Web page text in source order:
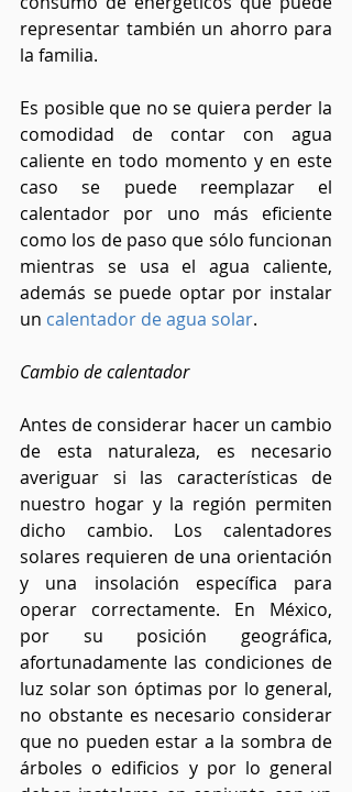
representar también un ahorro para
la familia.
Es posible que no se quiera perder la
comodidad de contar con agua
caliente en todo momento y en este
caso se puede reemplazar el
calentador por uno más eficiente
como los de paso que sólo funcionan
mientras se usa el agua caliente,
además se puede optar por instalar
un calentador de agua solar.
Cambio de calentador
Antes de considerar hacer un cambio
de esta naturaleza, es necesario
averiguar si las características de
nuestro hogar y la región permiten
dicho cambio. Los calentadores
solares requieren de una orientación
y una insolación específica para
operar correctamente. En México,
por su posición geográfica,
afortunadamente las condiciones de
luz solar son óptimas por lo general,
no obstante es necesario considerar
que no pueden estar a la sombra de
árboles o edificios y por lo general